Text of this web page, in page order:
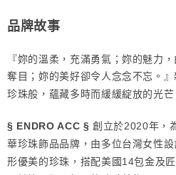
品牌故事
『妳的溫柔，充滿勇氣；妳的魅力
奪目；妳的美好卻令人念念不忘。』
珍珠般，蘊藏多時而緩緩綻放的光芒
§ ENDRO ACC § 創立於2020年，
華珍珠飾品品牌，由多位台灣女性
形優美的珍珠，搭配美國14包金及